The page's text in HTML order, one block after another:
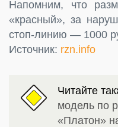
Напомним, что
«красный», за
стоп-линию — 1000
Источник: rzn.info
Читайте
модель по
«Платон»